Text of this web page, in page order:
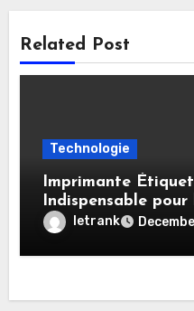
Related Post
Technologie
Imprimante
Indispensable
Productivité
letrank